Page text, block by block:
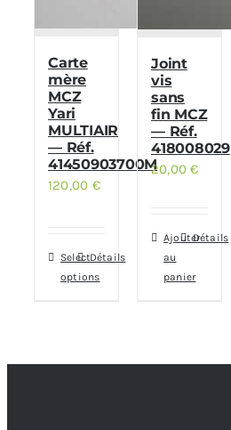
Carte
mère
MCZ
Yari
MULTIAIR
— Réf.
41450903700M
120,00 €
Select
options
Détails
Joint
vis
sans
fin MCZ
— Réf.
418008029
20,00€
Ajouter
au
panier
Détails